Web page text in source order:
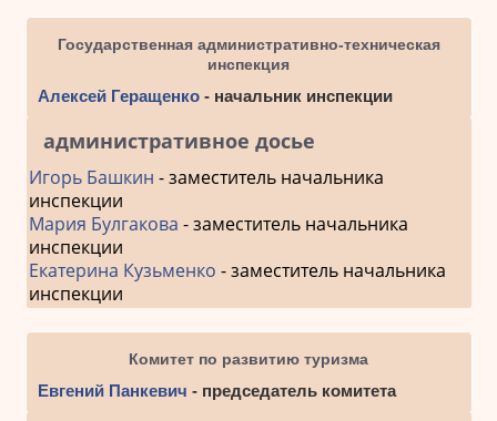
Государственная административно-техническая
инспекция
Алексей Геращенко- начальник инспекции
административное досье
Игорь Башкин - заместитель начальника
инспекции
Мария Булгакова - заместитель начальника
инспекции
Екатерина Кузьменко - заместитель начальника
инспекции
Комитет по развитию туризма
Евгений Панкевич - председатель комитета